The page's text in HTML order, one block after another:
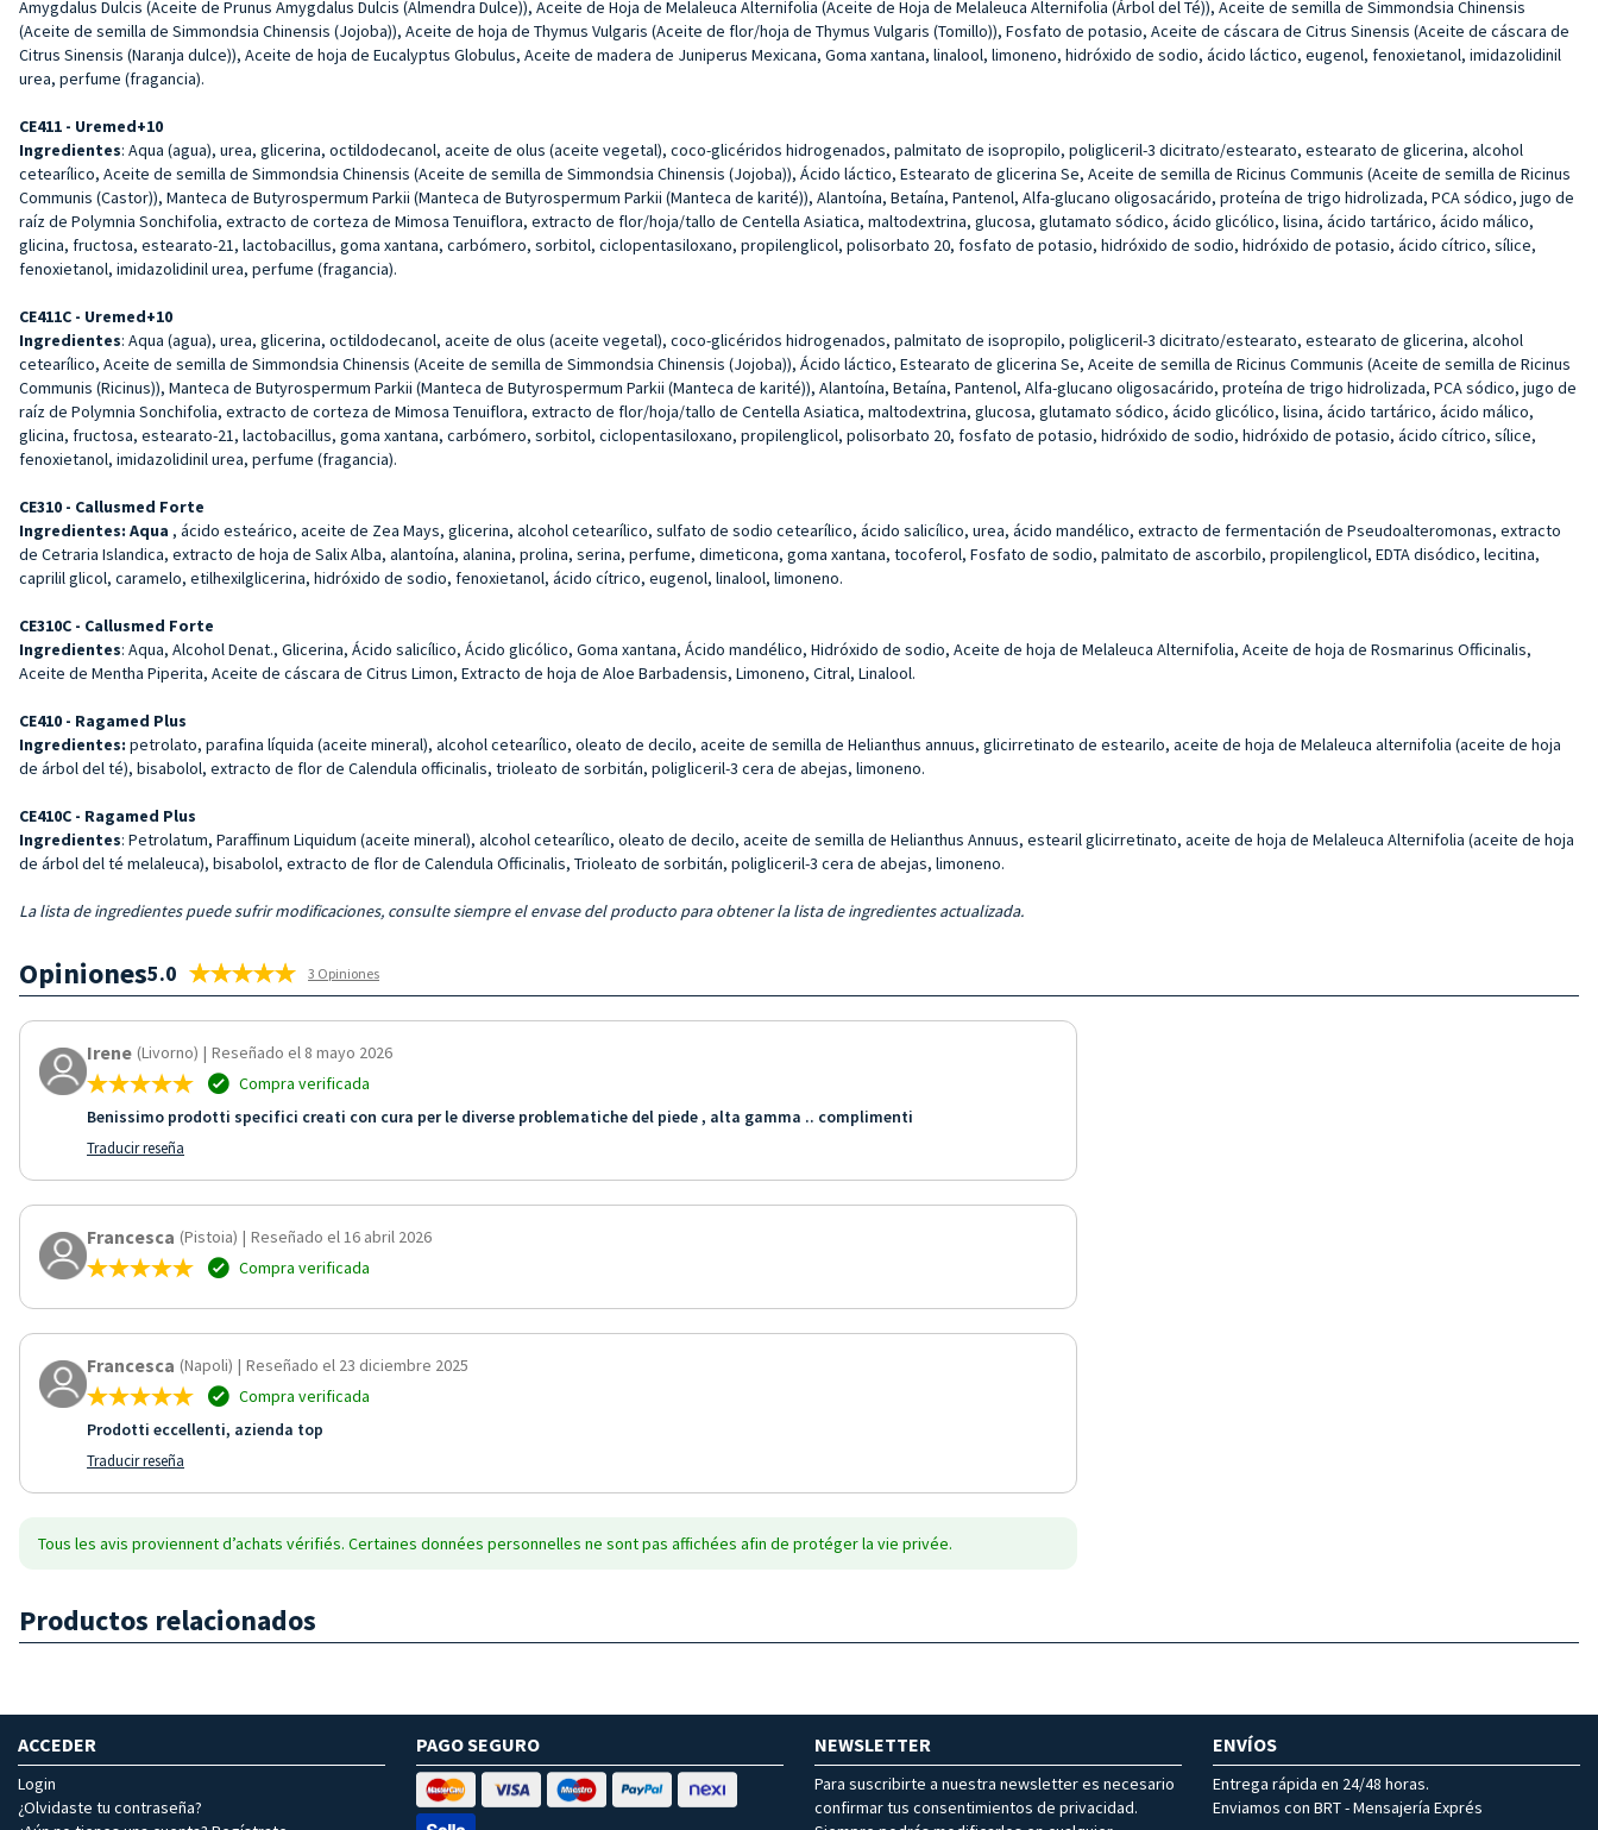
Amygdalus Dulcis (Aceite de Prunus Amygdalus Dulcis (Almendra Dulce)), Aceite de Hoja de Melaleuca Alternifolia (Aceite de Hoja de Melaleuca Alternifolia (Árbol del Té)), Aceite de semilla de Simmondsia Chinensis
(Aceite de semilla de Simmondsia Chinensis (Jojoba)), Aceite de hoja de Thymus Vulgaris (Aceite de flor/hoja de Thymus Vulgaris (Tomillo)), Fosfato de potasio, Aceite de cáscara de Citrus Sinensis (Aceite de cáscara de
Citrus Sinensis (Naranja dulce)), Aceite de hoja de Eucalyptus Globulus, Aceite de madera de Juniperus Mexicana, Goma xantana, linalool, limoneno, hidróxido de sodio, ácido láctico, eugenol, fenoxietanol, imidazolidinil
urea, perfume (fragancia).
CE411 - Uremed+10
Ingredientes: Aqua (agua), urea, glicerina, octildodecanol, aceite de olus (aceite vegetal), coco-glicéridos hidrogenados, palmitato de isopropilo, poligliceril-3 dicitrato/estearato, estearato de glicerina, alcohol
cetearílico, Aceite de semilla de Simmondsia Chinensis (Aceite de semilla de Simmondsia Chinensis (Jojoba)), Ácido láctico, Estearato de glicerina Se, Aceite de semilla de Ricinus Communis (Aceite de semilla de Ricinus
Communis (Castor)), Manteca de Butyrospermum Parkii (Manteca de Butyrospermum Parkii (Manteca de karité)), Alantoína, Betaína, Pantenol, Alfa-glucano oligosacárido, proteína de trigo hidrolizada, PCA sódico, jugo de
raíz de Polymnia Sonchifolia, extracto de corteza de Mimosa Tenuiflora, extracto de flor/hoja/tallo de Centella Asiatica, maltodextrina, glucosa, glutamato sódico, ácido glicólico, lisina, ácido tartárico, ácido málico,
glicina, fructosa, estearato-21, lactobacillus, goma xantana, carbómero, sorbitol, ciclopentasiloxano, propilenglicol, polisorbato 20, fosfato de potasio, hidróxido de sodio, hidróxido de potasio, ácido cítrico, sílice,
fenoxietanol, imidazolidinil urea, perfume (fragancia).
CE411C - Uremed+10
Ingredientes: Aqua (agua), urea, glicerina, octildodecanol, aceite de olus (aceite vegetal), coco-glicéridos hidrogenados, palmitato de isopropilo, poligliceril-3 dicitrato/estearato, estearato de glicerina, alcohol
cetearílico, Aceite de semilla de Simmondsia Chinensis (Aceite de semilla de Simmondsia Chinensis (Jojoba)), Ácido láctico, Estearato de glicerina Se, Aceite de semilla de Ricinus Communis (Aceite de semilla de Ricinus
Communis (Ricinus)), Manteca de Butyrospermum Parkii (Manteca de Butyrospermum Parkii (Manteca de karité)), Alantoína, Betaína, Pantenol, Alfa-glucano oligosacárido, proteína de trigo hidrolizada, PCA sódico, jugo de
raíz de Polymnia Sonchifolia, extracto de corteza de Mimosa Tenuiflora, extracto de flor/hoja/tallo de Centella Asiatica, maltodextrina, glucosa, glutamato sódico, ácido glicólico, lisina, ácido tartárico, ácido málico,
glicina, fructosa, estearato-21, lactobacillus, goma xantana, carbómero, sorbitol, ciclopentasiloxano, propilenglicol, polisorbato 20, fosfato de potasio, hidróxido de sodio, hidróxido de potasio, ácido cítrico, sílice,
fenoxietanol, imidazolidinil urea, perfume (fragancia).
CE310 - Callusmed Forte
Ingredientes: Aqua , ácido esteárico, aceite de Zea Mays, glicerina, alcohol cetearílico, sulfato de sodio cetearílico, ácido salicílico, urea, ácido mandélico, extracto de fermentación de Pseudoalteromonas, extracto
de Cetraria Islandica, extracto de hoja de Salix Alba, alantoína, alanina, prolina, serina, perfume, dimeticona, goma xantana, tocoferol, Fosfato de sodio, palmitato de ascorbilo, propilenglicol, EDTA disódico, lecitina,
caprilil glicol, caramelo, etilhexilglicerina, hidróxido de sodio, fenoxietanol, ácido cítrico, eugenol, linalool, limoneno.
CE310C - Callusmed Forte
Ingredientes: Aqua, Alcohol Denat., Glicerina, Ácido salicílico, Ácido glicólico, Goma xantana, Ácido mandélico, Hidróxido de sodio, Aceite de hoja de Melaleuca Alternifolia, Aceite de hoja de Rosmarinus Officinalis,
Aceite de Mentha Piperita, Aceite de cáscara de Citrus Limon, Extracto de hoja de Aloe Barbadensis, Limoneno, Citral, Linalool.
CE410 - Ragamed Plus
Ingredientes: petrolato, parafina líquida (aceite mineral), alcohol cetearílico, oleato de decilo, aceite de semilla de Helianthus annuus, glicirretinato de estearilo, aceite de hoja de Melaleuca alternifolia (aceite de hoja
de árbol del té), bisabolol, extracto de flor de Calendula officinalis, trioleato de sorbitán, poligliceril-3 cera de abejas, limoneno.
CE410C - Ragamed Plus
Ingredientes: Petrolatum, Paraffinum Liquidum (aceite mineral), alcohol cetearílico, oleato de decilo, aceite de semilla de Helianthus Annuus, estearil glicirretinato, aceite de hoja de Melaleuca Alternifolia (aceite de hoja
de árbol del té melaleuca), bisabolol, extracto de flor de Calendula Officinalis, Trioleato de sorbitán, poligliceril-3 cera de abejas, limoneno.
La lista de ingredientes puede sufrir modificaciones, consulte siempre el envase del producto para obtener la lista de ingredientes actualizada.
Opiniones5.0 3 Opiniones
Irene (Livorno) | Reseñado el 8 mayo 2026
Compra verificada
Benissimo prodotti specifici creati con cura per le diverse problematiche del piede , alta gamma .. complimenti
Traducir reseña
Francesca (Pistoia) | Reseñado el 16 abril 2026
Compra verificada
Francesca (Napoli) | Reseñado el 23 diciembre 2025
Compra verificada
Prodotti eccellenti, azienda top
Traducir reseña
Tous les avis proviennent d’achats vérifiés. Certaines données personnelles ne sont pas affichées afin de protéger la vie privée.
Productos relacionados
ACCEDER
Login
¿Olvidaste tu contraseña?
PAGO SEGURO NEWSLETTER
Para suscribirte a nuestra newsletter es necesario
confirmar tus consentimientos de privacidad.
ENVÍOS
Entrega rápida en 24/48 horas.
Enviamos con BRT - Mensajería Exprés